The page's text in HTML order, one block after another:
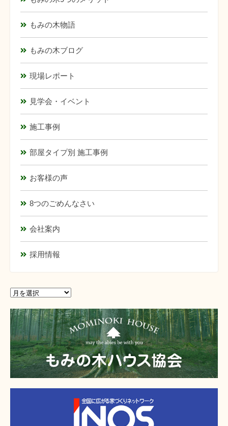
もみの木物語
もみの木ブログ
現場レポート
見学会・イベント
施工事例
部屋タイプ別 施工事例
お客様の声
8つのごめんなさい
会社案内
採用情報
ア
カ
イ
ブ
ア
カ
イ
ブ